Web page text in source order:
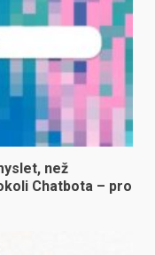
než
Chatbota – pro